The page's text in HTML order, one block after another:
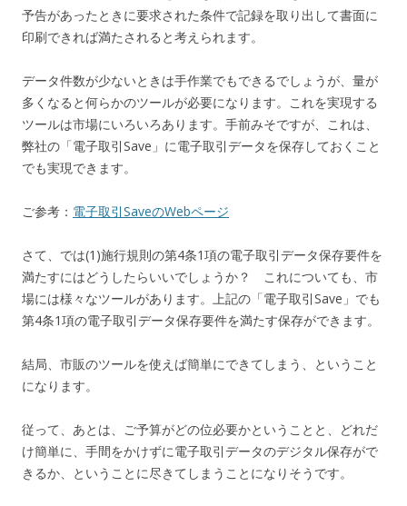
予告があったときに要求された条件で記録を取り出して書面に
印刷できれば満たされると考えられます。
データ件数が少ないときは手作業でもできるでしょうが、量が
多くなると何らかのツールが必要になります。これを実現する
ツールは市場にいろいろあります。手前みそですが、これは、
弊社の「電子取引Save」に電子取引データを保存しておくこと
でも実現できます。
ご参考： 電子取引SaveのWebページ
さて、では(1)施行規則の第4条1項の電子取引データ保存要件を
満たすにはどうしたらいいでしょうか？ これについても、市
場には様々なツールがあります。上記の「電子取引Save」でも
第4条1項の電子取引データ保存要件を満たす保存ができます。
結局、市販のツールを使えば簡単にできてしまう、ということ
になります。
従って、あとは、ご予算がどの位必要かということと、どれだ
け簡単に、手間をかけずに電子取引データのデジタル保存がで
きるか、ということに尽きてしまうことになりそうです。